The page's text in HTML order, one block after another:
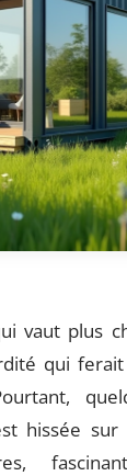
vaut plus
qui
hissée